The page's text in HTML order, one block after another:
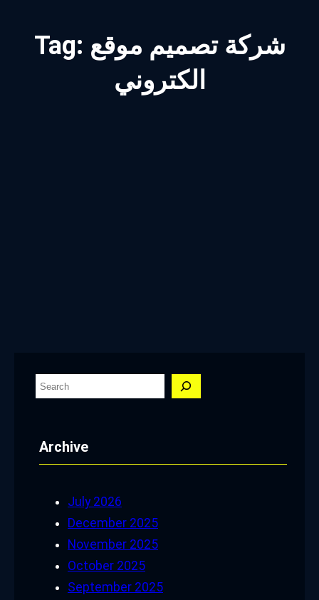
Tag: شركة تصميم موقع
الكتروني
S
rArchive
July 2026
December 2025
November 2025
October 2025
September 2025